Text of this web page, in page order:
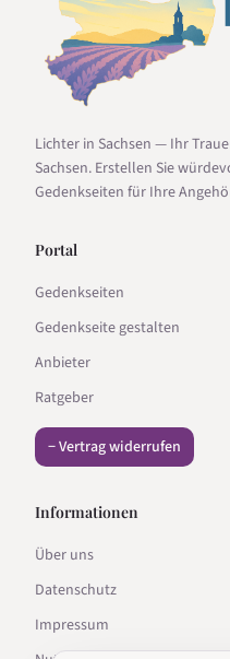
Lichter in Sachsen — Ihr
Sachsen. Erstellen Sie
Gedenkseiten für Ihre
Portal
Gedenkseiten
Gedenkseite gestalten
Anbieter
Ratgeber
− Vertrag widerrufen
Informationen
Über uns
Datenschutz
Impressum